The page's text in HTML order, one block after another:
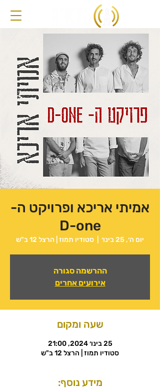
אמיתי אריכא ופרויקט ה-
D-one
יום ה׳, 25 בינו׳ סטודיו תמוז | הרצל 12 ב"ש
ההרשמה סגורה
אירועים אחרים
שעה ומקום
25 בינו׳ 2024, 21:00
סטודיו תמוז | הרצל 12 ב"ש
מידע נוסף: